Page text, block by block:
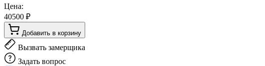
Цена:
40500 ₽
Добавить в корзину
Вызвать замерщика
Задать вопрос